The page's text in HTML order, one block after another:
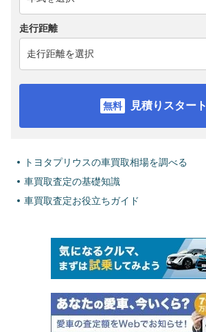
走行距離
見積りスタート
トヨタプリウスの車買取相場を調べる
車買取査定の基礎知識
車買取査定お役立ちガイド